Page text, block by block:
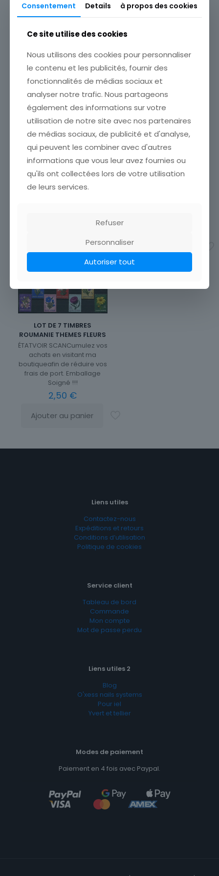
Faune
Produits similaires
TIMBRE ROUMANIE SWIFI
achats en visitant ma
boutiqueafin de réduire vos
frais de port. Emballage
Soigné !!!
1,00€
TIMBRE ROUMANIE
MICHELANGELO
ÉTATVOIR SCANCumulez vos
Ajouter au panier
LOT DE 7 TIMBRES
ROUMANIE THEMES FLEURS
ÉTATVOIR SCANCumulez vos
achats en visitant ma
boutiqueafin de réduire vos
frais de port. Emballage
Soigné !!!
2,50 €
Ajouter au panier
Liens utiles
Contactez-nous
Expéditions et retours
Conditions d’utilisation
Politique de cookies
Service client
Tableau de bord
Commande
Mon compte
Mot de passe perdu
Liens utiles 2
Blog
O'xess nails systems
Pour iel
Yvert et tellier
Modes de paiement
Paiement en 4 fois avec Paypal.
Consentement Details à propos des cookies
Ce site utilise des cookies
Nous utilisons des cookies pour personnaliser
le contenu et les publicités, fournir des
fonctionnalités de médias sociaux et
analyser notre trafic. Nous partageons
également des informations sur votre
utilisation de notre site avec nos partenaires
de médias sociaux, de publicité et d'analyse,
qui peuvent les combiner avec d'autres
informations que vous leur avez fournies ou
qu'ils ont collectées lors de votre utilisation
de leurs services.
Refuser
Personnaliser
Autoriser tout